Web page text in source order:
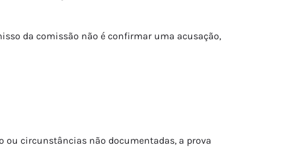
da comissão não é confirmar uma acusação,
ou circunstâncias não documentadas, a prova